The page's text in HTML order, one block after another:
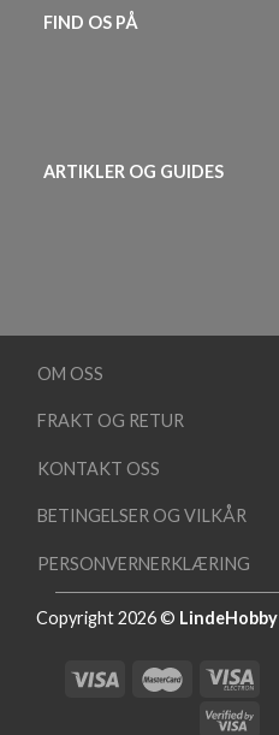
FIND OS PÅ
ARTIKLER OG GUIDES
OM OSS
FRAKT OG RETUR
KONTAKT OSS
BETINGELSER OG VILKÅR
PERSONVERNERKLÆRING
Copyright 2026 © LindeHobby